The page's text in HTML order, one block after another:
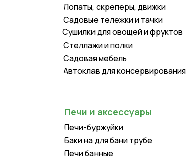
Стеллажи и полки
Автоклав для консервирования
Печи и аксессуары
Дымоходы для печей